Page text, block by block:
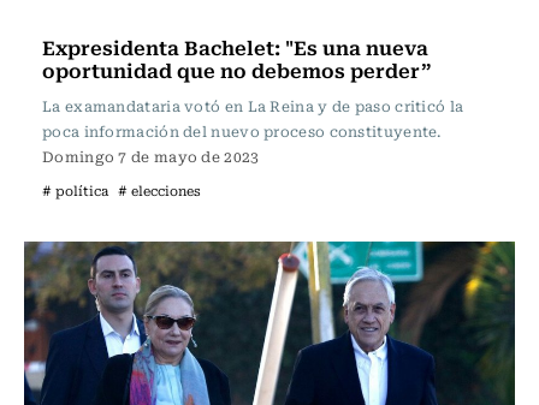
Expresidenta Bachelet: "Es una nueva
oportunidad que no debemos perder”
La examandataria votó en La Reina y de paso criticó la
poca información del nuevo proceso constituyente.
Domingo 7 de mayo de 2023
# política # elecciones